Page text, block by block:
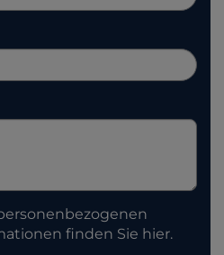
finden Sie hier.